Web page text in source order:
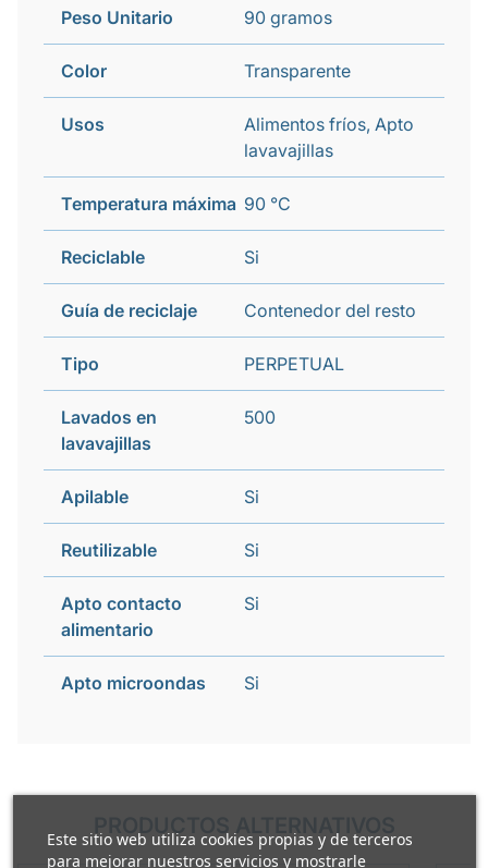
Este sitio web utiliza cookies propias y de terceros
para mejorar nuestros servicios y mostrarle
Peso Unitario 90 gramos
Color Transparente
Usos
Alimentos fríos, Apto
lavavajillas
Temperatura máxima 90 °C
Reciclable Si
Guía de reciclaje Contenedor del resto
Tipo PERPETUAL
Lavados en
lavavajillas
500
Apilable Si
Reutilizable Si
Apto contacto
alimentario
Si
Apto microondas Si